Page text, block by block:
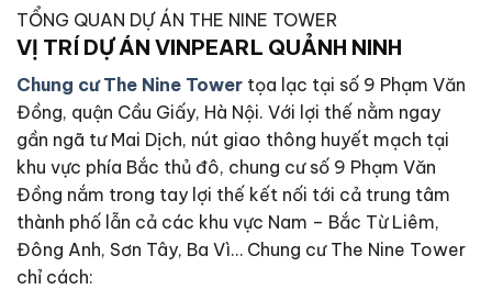
TỔNG QUAN DỰ ÁN THE NINE TOWER
VỊ TRÍ DỰ ÁN VINPEARL QUẢNH NINH
Chung cư The Nine Tower tọa lạc tại số 9 Phạm Văn
Đồng, quận Cầu Giấy, Hà Nội. Với lợi thế nằm ngay
gần ngã tư Mai Dịch, nút giao thông huyết mạch tại
khu vực phía Bắc thủ đô, chung cư số 9 Phạm Văn
Đồng nắm trong tay lợi thế kết nối tới cả trung tâm
thành phố lẫn cả các khu vực Nam – Bắc Từ Liêm,
Đông Anh, Sơn Tây, Ba Vì… Chung cư The Nine Tower
chỉ cách: